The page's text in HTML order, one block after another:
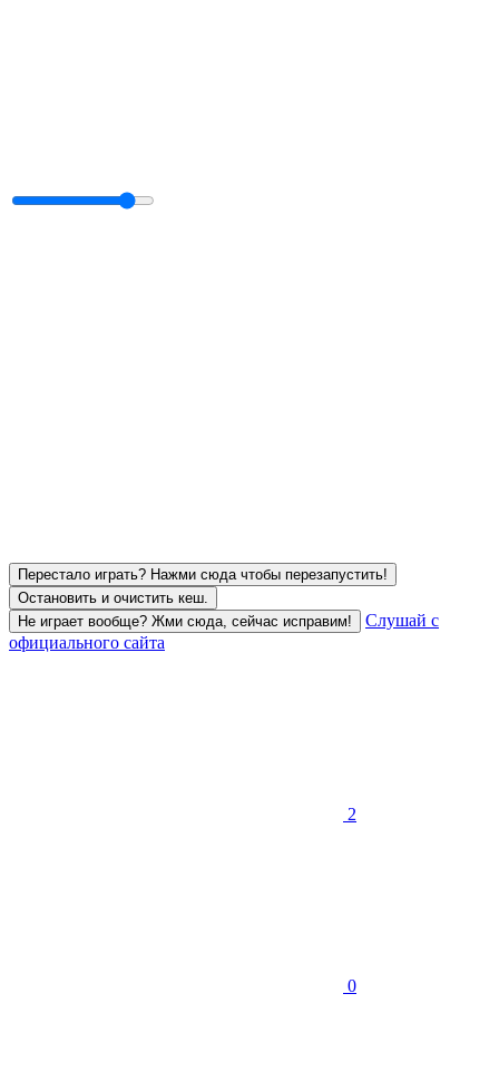
Перестало играть? Нажми сюда чтобы перезапустить!
Остановить и очистить кеш.
Не играет вообще? Жми сюда, сейчас исправим!
Слушай с
официального сайта
2
0